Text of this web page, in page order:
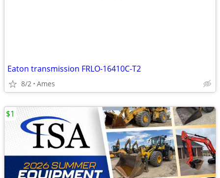
Eaton transmission FRLO-16410C-T2
8/2 Ames
$1